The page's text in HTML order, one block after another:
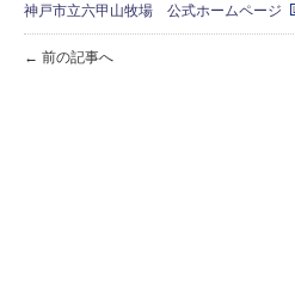
神戸市立六甲山牧場 公式ホームページ
← 前の記事へ